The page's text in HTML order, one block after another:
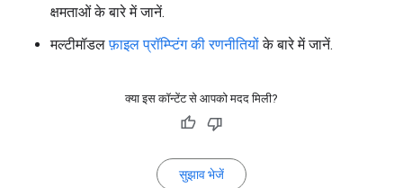
क्षमताओं के बारे में जानें.
मल्टीमॉडलफ़ाइल प्रॉम्प्टिंग की रणनीतियोंके बारे में जानें.
क्या इस कॉन्टेंट से आपको मदद मिली?
सुझाव भेजें